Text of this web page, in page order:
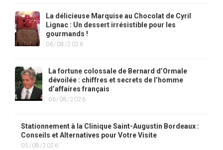
La délicieuse Marquise au Chocolat de Cyril
Lignac : Un dessert irrésistible pour les
gourmands !
06/08/2026
La fortune colossale de Bernard d’Ormale
dévoilée : chiffres et secrets de l’homme
d’affaires français
06/08/2026
Stationnement à la Clinique Saint-Augustin Bordeaux :
Conseils et Alternatives pour Votre Visite
05/08/2026